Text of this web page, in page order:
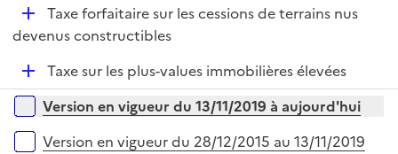
i
D
é
e
r
Taxe forfaitaire sur les cessions de terrains nus
devenus constructibles
D
é
p
Taxe sur les plus-values immobilières élevées
Versions sur la période
Version en vigueur du 13/11/2019 à aujourd'hui
Version en vigueur du 28/12/2015 au 13/11/2019